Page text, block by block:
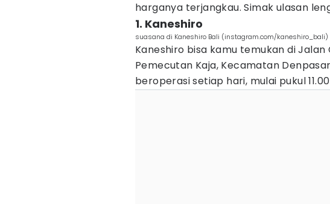
harganya terjangkau. Simak ulasan
1. Kaneshiro
suasana di Kaneshiro Bali (instagram.com/kaneshiro_bali)
Kaneshiro bisa kamu temukan di
Pemecutan Kaja, Kecamatan
beroperasi setiap hari, mulai pukul